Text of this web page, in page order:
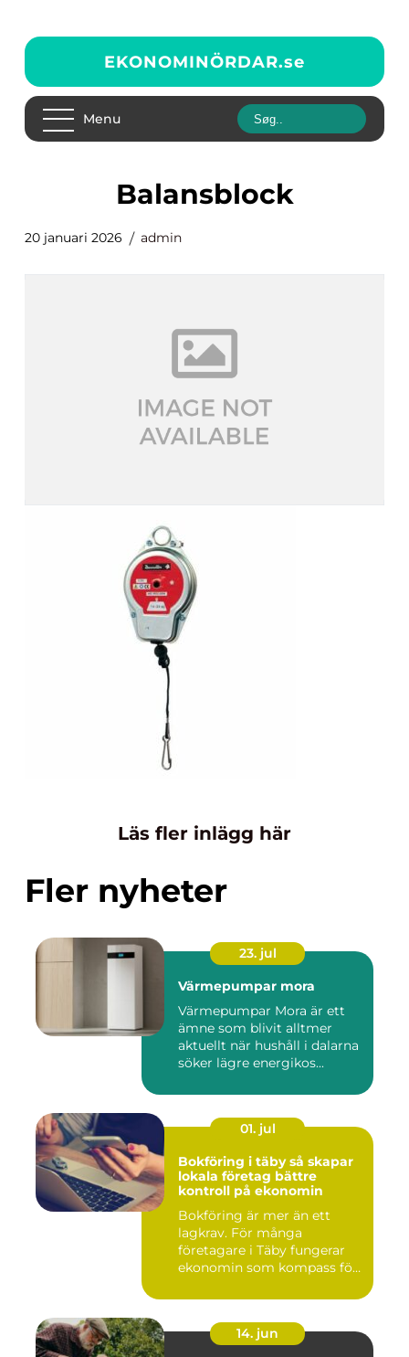
EKONOMINÖRDAR.se
Menu
balansblock
20 januari 2026 admin
Läs fler inlägg här
Fler nyheter
23. jul
Värmepumpar mora
Värmepumpar Mora är ett
ämne som blivit alltmer
aktuellt när hushåll i dalarna
söker lägre energikos...
01. jul
Bokföring i täby så skapar
lokala företag bättre
kontroll på ekonomin
Bokföring är mer än ett
lagkrav. För många
företagare i Täby fungerar
ekonomin som kompass för
14. jun